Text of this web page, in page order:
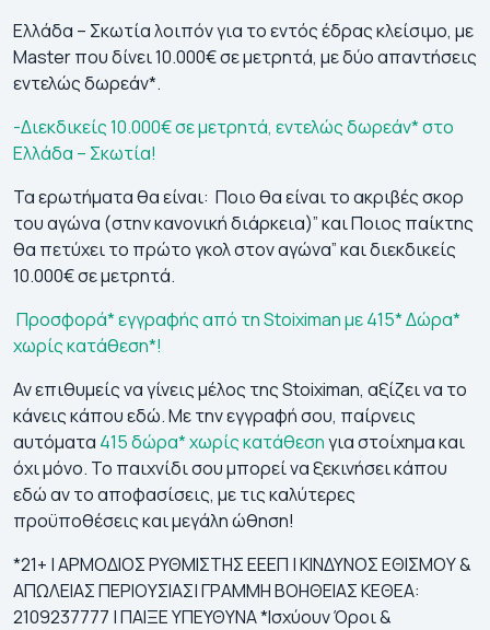
Ελλάδα – Σκωτία λοιπόν για το εντός έδρας κλείσιμο, με
Master που δίνει 10.000€ σε μετρητά, με δύο απαντήσεις
εντελώς δωρεάν*.
-Διεκδικείς 10.000€ σε μετρητά, εντελώς δωρεάν* στο
Ελλάδα – Σκωτία!
Τα ερωτήματα θα είναι: Ποιο θα είναι το ακριβές σκορ
του αγώνα (στην κανονική διάρκεια)” και Ποιος παίκτης
θα πετύχει το πρώτο γκολ στον αγώνα” και διεκδικείς
10.000€ σε μετρητά.
Προσφορά* εγγραφής από τη Stoiximan με 415* Δώρα*
χωρίς κατάθεση*!
Αν επιθυμείς να γίνεις μέλος της Stoiximan, αξίζει να το
κάνεις κάπου εδώ. Με την εγγραφή σου, παίρνεις
αυτόματα 415 δώρα* χωρίς κατάθεσηγια στοίχημα και
όχι μόνο. Το παιχνίδι σου μπορεί να ξεκινήσει κάπου
εδώ αν το αποφασίσεις, με τις καλύτερες
προϋποθέσεις και μεγάλη ώθηση!
*​21+ | ΑΡΜΟΔΙΟΣ ΡΥΘΜΙΣΤΗΣ ΕΕΕΠ | ΚΙΝΔΥΝΟΣ ΕΘΙΣΜΟΥ &
ΑΠΩΛΕΙΑΣ ΠΕΡΙΟΥΣΙΑΣ| ΓΡΑΜΜΗ ΒΟΗΘΕΙΑΣ ΚΕΘΕΑ:
2109237777 | ΠΑΙΞΕ ΥΠΕΥΘΥΝΑ *Ισχύουν Όροι &